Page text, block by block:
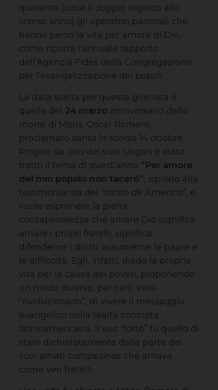
quaranta (circa il doppio rispetto allo
scorso anno) gli operatori pastorali che
hanno perso la vita per amore di Dio,
come riporta l’annuale rapporto
dell’Agenzia Fides della Congregazione
per l’evangelizzazione dei popoli.
La data scelta per questa giornata è
quella del 24 marzo anniversario della
morte di Mons. Oscar Romero,
proclamato santo lo scorso 14 ottobre.
Proprio da uno dei suoi slogan è stato
tratto il tema di quest’anno “Per amore
del mio popolo non tacerò”, ispirato alla
testimonianza del “santo de America”, e
vuole esprimere la piena
consapevolezza che amare Dio significa
amare i propri fratelli, significa
difenderne i diritti, assumerne le paure e
le difficoltà. Egli, infatti, diede la propria
vita per la causa dei poveri, proponendo
un modo diverso, per certi versi
“rivoluzionario”, di vivere il messaggio
evangelico nella realtà concreta
latinoamericana. Il suo “torto” fu quello di
stare dichiaratamente dalla parte dei
suoi amati campesinos che amava
come veri fratelli.